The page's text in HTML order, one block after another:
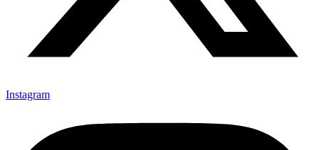
Instagram